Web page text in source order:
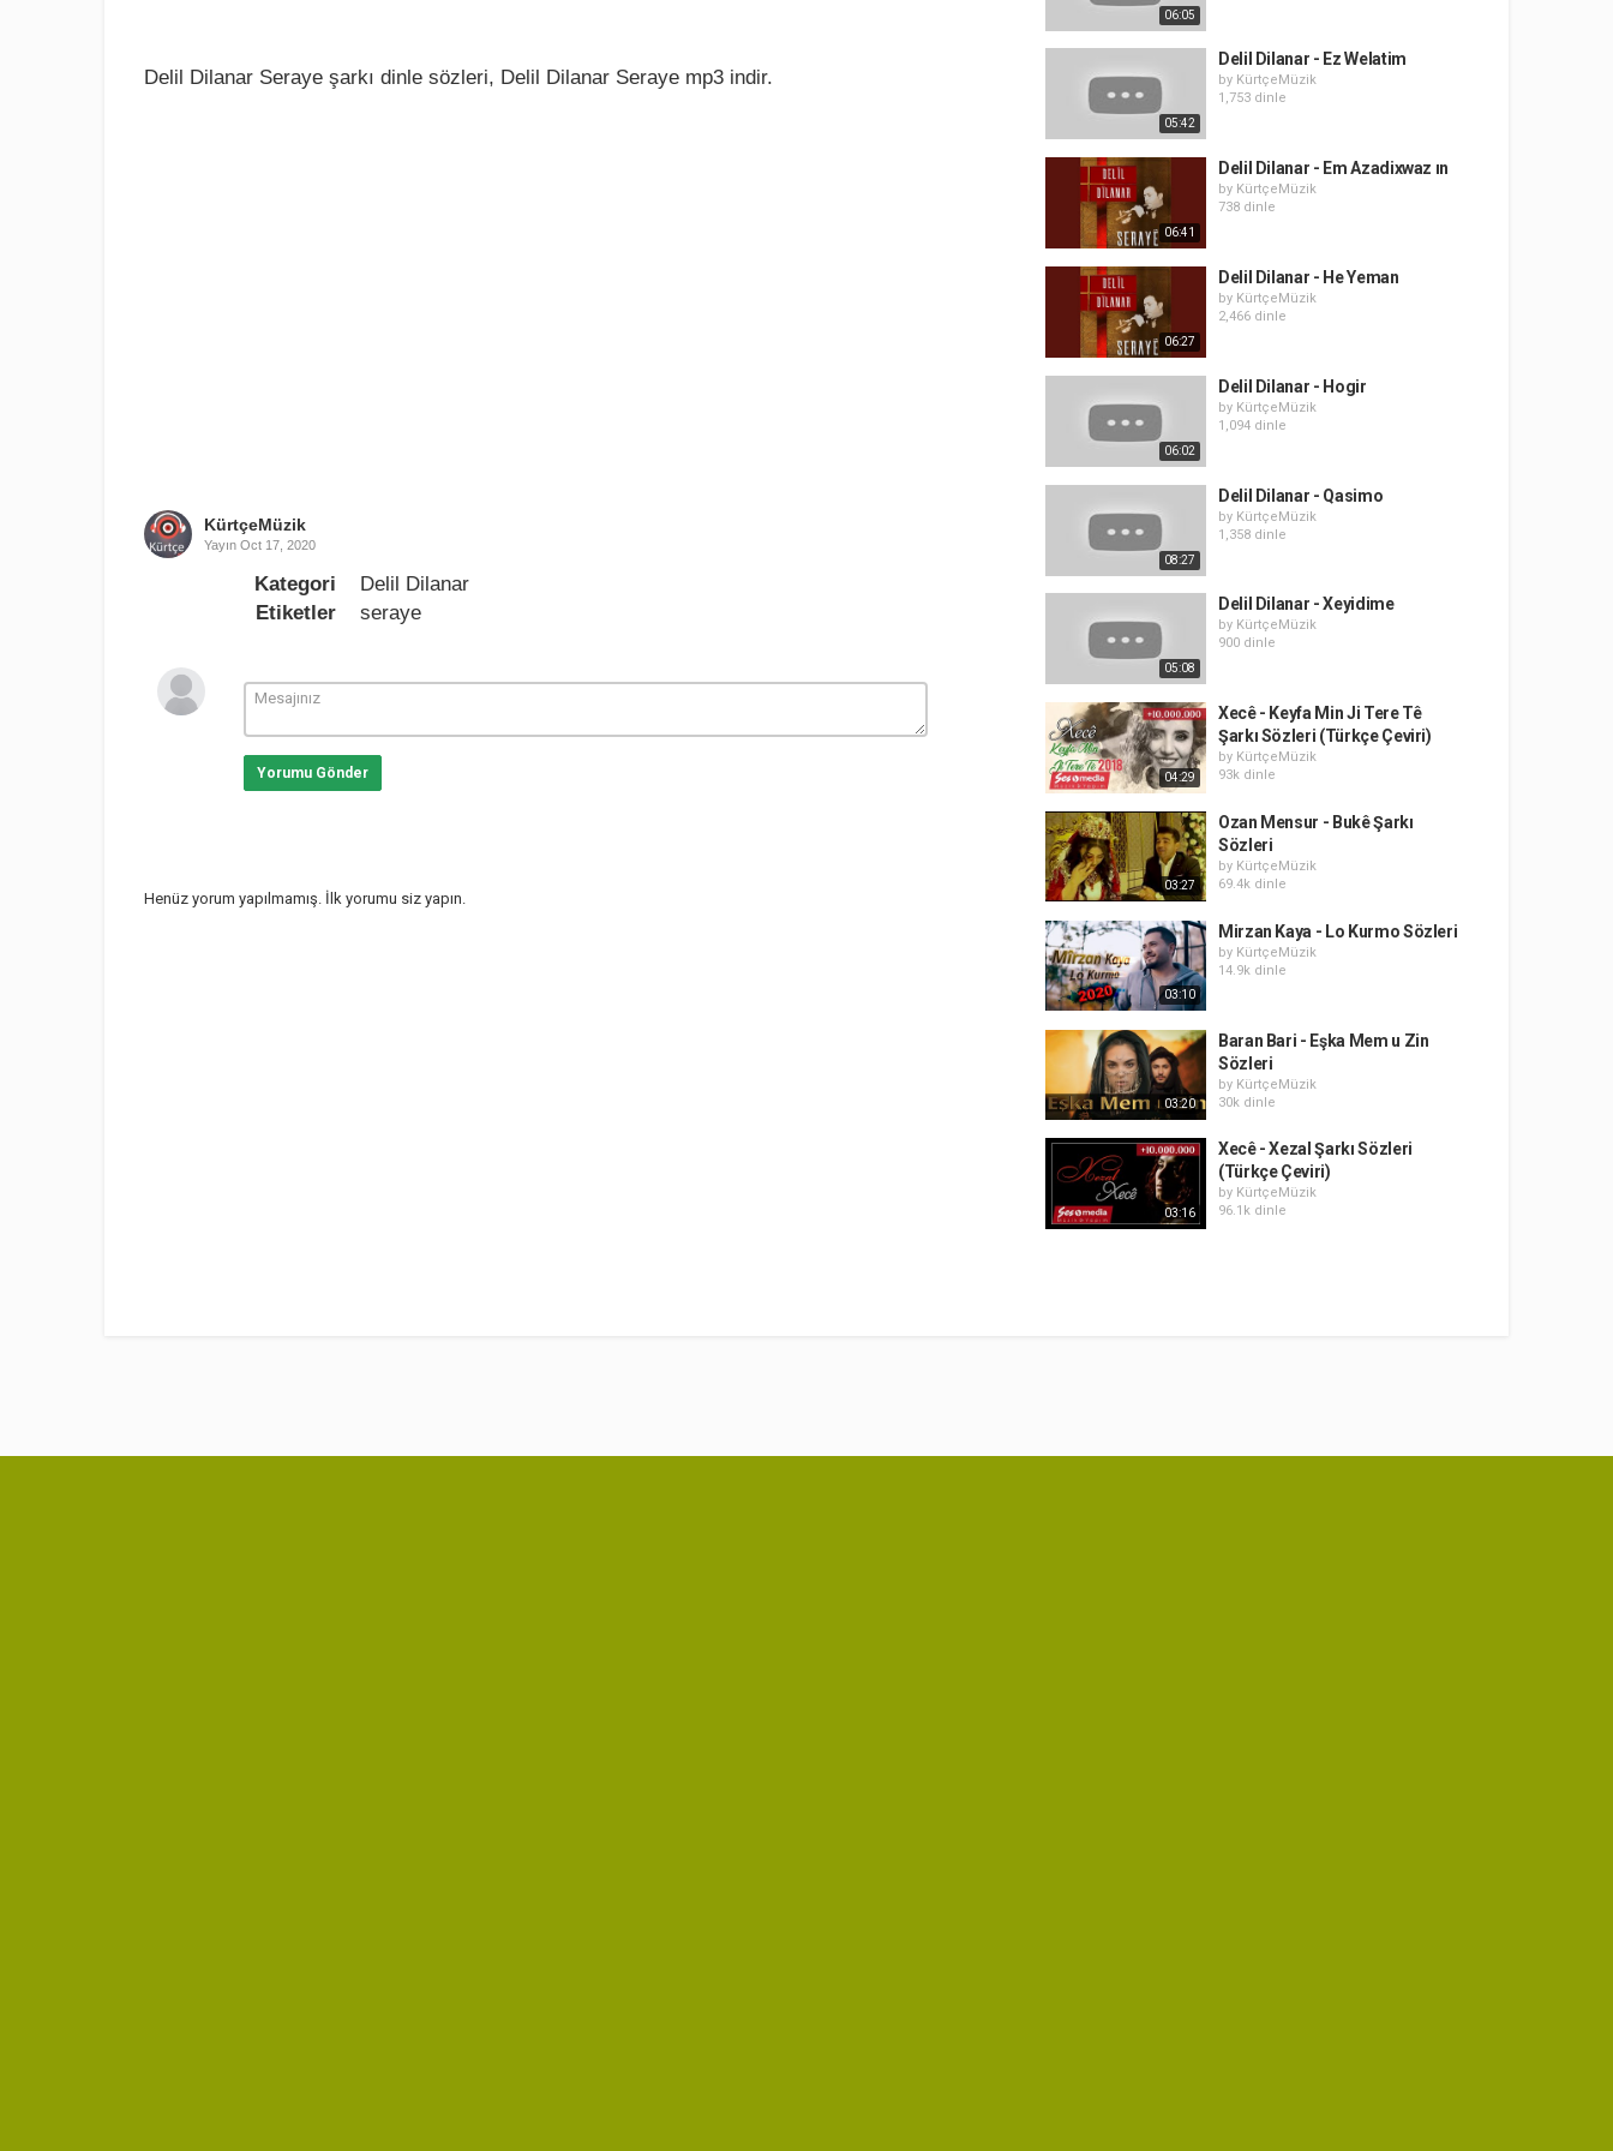
Delil Dilanar Seraye şarkı dinle sözleri, Delil Dilanar Seraye mp3 indir.
KürtçeMüzik
Yayın Oct 17, 2020
Kategori
Delil Dilanar
Etiketler
seraye
Yorumu Gönder
Henüz yorum yapılmamış. İlk yorumu siz yapın.
06:05
05:42
Delil Dilanar - Ez Welatim
by KürtçeMüzik
1,753 dinle
06:41
Delil Dilanar - Em Azadixwaz ın
by KürtçeMüzik
738 dinle
06:27
Delil Dilanar - He Yeman
by KürtçeMüzik
2,466 dinle
06:02
Delil Dilanar - Hogir
by KürtçeMüzik
1,094 dinle
08:27
Delil Dilanar - Qasimo
by KürtçeMüzik
1,358 dinle
05:08
Delil Dilanar - Xeyidime
by KürtçeMüzik
900 dinle
04:29
Xecê - Keyfa Min Ji Tere Tê
Şarkı Sözleri (Türkçe Çeviri)
by KürtçeMüzik
93k dinle
03:27
Ozan Mensur - Bukê Şarkı
Sözleri
by KürtçeMüzik
69.4k dinle
03:10
Mirzan Kaya - Lo Kurmo Sözleri
by KürtçeMüzik
14.9k dinle
03:20
Baran Bari - Eşka Mem u Zin
Sözleri
by KürtçeMüzik
30k dinle
03:16
Xecê - Xezal Şarkı Sözleri
(Türkçe Çeviri)
by KürtçeMüzik
96.1k dinle